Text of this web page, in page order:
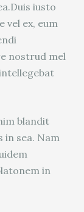
iusto
vel ex, eum
nostrud mel
blandit
sea. Nam
in